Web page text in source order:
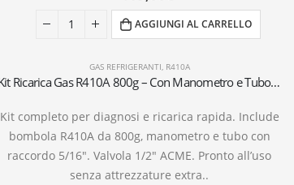
GAS REFRIGERANTI R410A
Kit Ricarica Gas R410A 800g – Con Manometro e Tubo 5/16″ – Valvola 1/2″ ACME
Kit completo per diagnosi e ricarica rapida. Include
bombola R410A da 800g, manometro e tubo con
raccordo 5/16″. Valvola 1/2″ ACME. Pronto all’uso
senza attrezzature extra..
AGGIUNGI AL CARRELLO